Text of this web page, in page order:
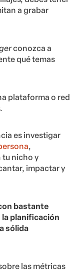
a grabar
conozca a
qué temas
plataforma o red
es investigar
,
tu nicho y
impactar y
bastante
planificación
sólida
las métricas